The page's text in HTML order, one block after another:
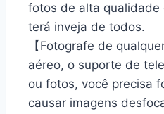
fotos de alta qualidade
terá inveja de todos.
【Fotografe de
aéreo, o suporte de
ou fotos, você precisa
causar imagens